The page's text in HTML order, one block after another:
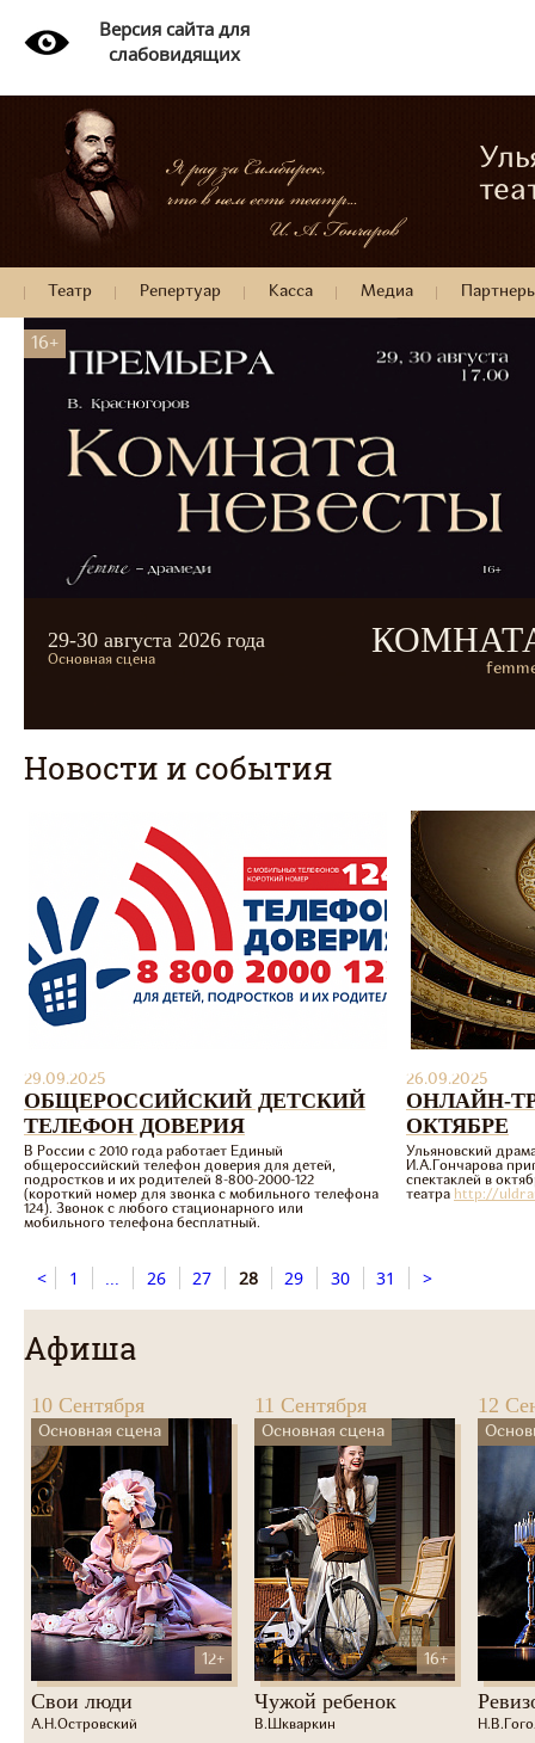
Версия сайта для
слабовидящих
Театр Репертуар Касса Медиа
16+
29-30 августа 2026 года
Основная сцена
Новости и события
29.09.2025
ОБЩЕРОССИЙСКИЙ ДЕТСКИЙ
ТЕЛЕФОН ДОВЕРИЯ
В России с 2010 года работает Единый
общероссийский телефон доверия для детей,
подростков и их родителей 8-800-2000-122
(короткий номер для звонка с мобильного телефона
124). Звонок с любого стационарного или
мобильного телефона бесплатный.
26.09.2025
ОНЛАЙН-
ОКТЯБРЕ
Ульяновский
И.А.Гончарова
спектаклей в
театра http://
< 1 ... 26 27 28 29 30 31 >
Афиша
10 Сентября
Основная сцена
12+
Свои люди
А.Н.Островский
11 Сентября
Основная сцена
16+
Чужой ребенок
В.Шкваркин
12